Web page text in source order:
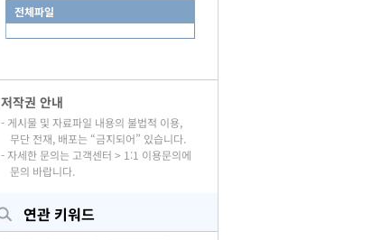
전체파일
저작권 안내
- 게시물 및 자료파일 내용의 불법적 이용,
무단 전재, 배포는 “금지되어” 있습니다.
- 자세한 문의는 고객센터 > 1:1 이용문의에
문의 바랍니다.
연관 키워드